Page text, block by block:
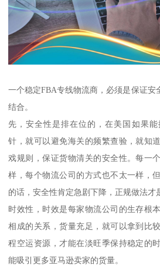
一个稳定FBA专线物流商，必须是保证安
结合。
先，安全性是排在位的，在美国如果
针，就可以避免海关的频繁查验，就知
戏规则，保证货物清关的安全性。每一
样，每个物流公司的方式也不太一样，
的话，安全性肯定急剧下降，正规做法才
时效性，时效是每家物流公司的生存根
相成的关系，货量充足，就可以拿到比
程空运资源，才能在淡旺季保持稳定的
能吸引更多亚马逊卖家的货量。